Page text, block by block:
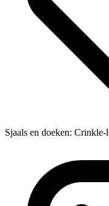
Sjaals en doeken: